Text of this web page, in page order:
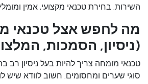
השירות. בחירת טכנאי מקצועי, אמין
מה לחפש אצל טכנאי
(ניסיון, הסמכות,
טכנאי מומחה צריך להיות בעל ניסיון רב
סוגי שערים ומחסומים. חשוב לוודא שיש